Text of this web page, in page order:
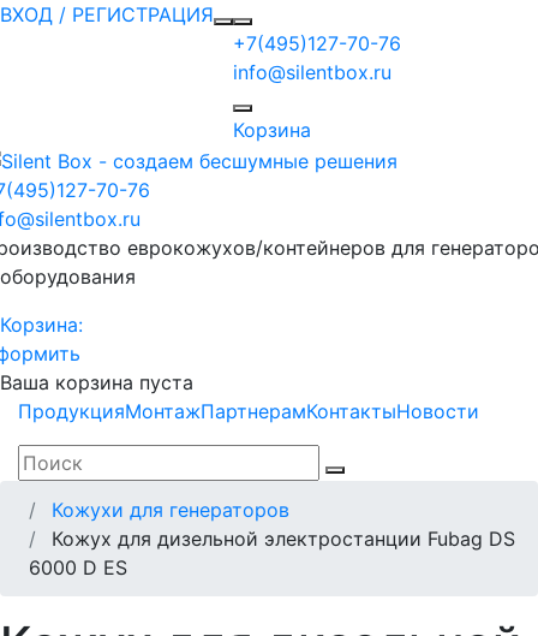
ВХОД / РЕГИСТРАЦИЯ
+7(495)127-70-76
info@silentbox.ru
Корзина
70-76
еврокожухов/контейнеров для
Корзина:
Ваша корзина пуста
ПродукцияМонтажПартнерамКонтактыНовости
Кожухи для генераторов
Кожух для дизельной электростанции Fubag DS
6000 D ES